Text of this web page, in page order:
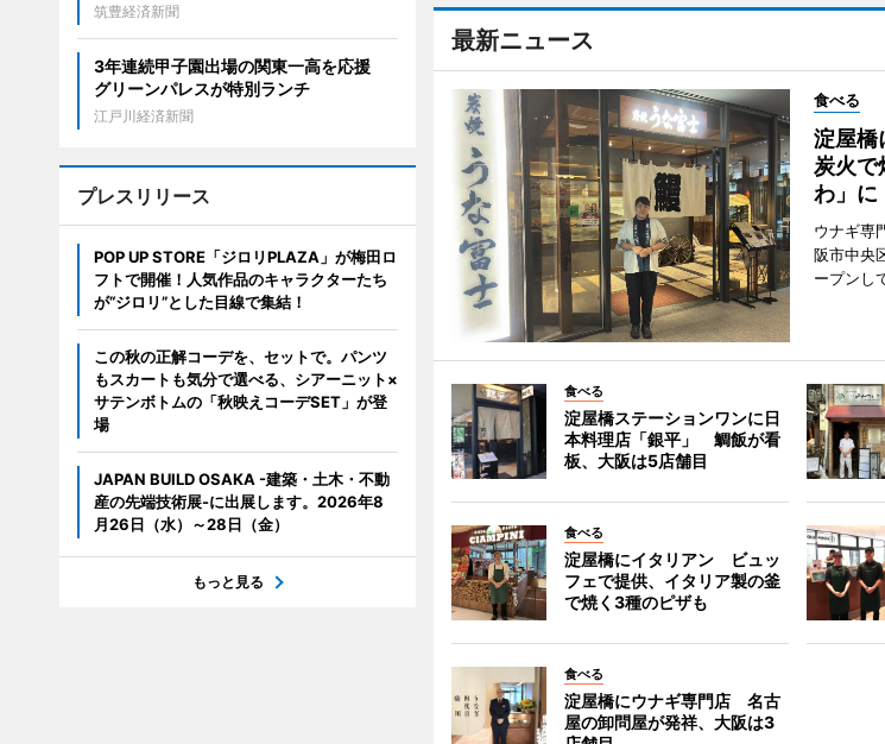
最新ニュース
食べる
淀屋
炭火で
わ」に
ウナギ専
阪市中央
ープンし
食べる
淀屋橋ステーションワンに日
本料理店「銀平」 鯛飯が看
板、大阪は5店舗目
食べる
淀屋橋にイタリアン ビュッ
フェで提供、イタリア製の釜
で焼く3種のピザも
食べる
淀屋橋にウナギ専門店 名古
屋の卸問屋が発祥、大阪は3
筑豊経済新聞
3年連続甲子園出場の関東一高を応援
グリーンパレスが特別ランチ
江戸川経済新聞
プレスリリース
POP UP STORE「ジロリPLAZA」が梅田ロ
フトで開催！人気作品のキャラクターたち
が“ジロリ”とした目線で集結！
この秋の正解コーデを、セットで。パンツ
もスカートも気分で選べる、シアーニット×
サテンボトムの「秋映えコーデSET」が登
場
JAPAN BUILD OSAKA -建築・土木・不動
産の先端技術展-に出展します。2026年8
月26日（水）～28日（金）
もっと見る